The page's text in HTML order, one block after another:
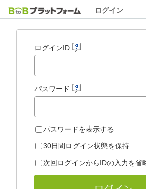
ログイン
ログインID
パスワード
パスワードを表示する
30日間ログイン状態を保持
次回ログインからIDの入力を省